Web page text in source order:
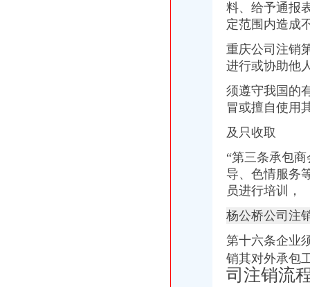
【便民】重庆方送你便民15招！办证学车更方便！（文末有福利）-
宜昌市A级旅行社大全,宜昌旅行社排名,宜昌旅行社名录-公告中心-
平安巢智能车库讲述分期买不给付还能拿这是诈骗_第1页_孝感广告
[发行]方正优选：更新招募说明书（2018年第1号）-[中财网]
陕西省府谷县京府八尺沟煤矿八尺井口_黄页简介_地址电话-众网
山西初尝转型成果：产业基金撬动结构调整,废旧矿井变矿山公园！_
钢煤去产能完成80%年度任务有望提前完成--能源--人民网
?人力资源行政部XX年度工作总结?-三茅总结-三茅人力资源网
料、给予通报
定范围内造成
重庆公司注销
进行或协助他
须遵守我国的
冒或擅自使用
及只收取
“第三条承包
导、色情服务
员进行培训，
杨公桥公司注
第十六条企业
销其对外承包
司注销流